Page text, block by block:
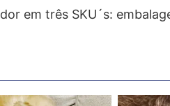
em três SKU´s: